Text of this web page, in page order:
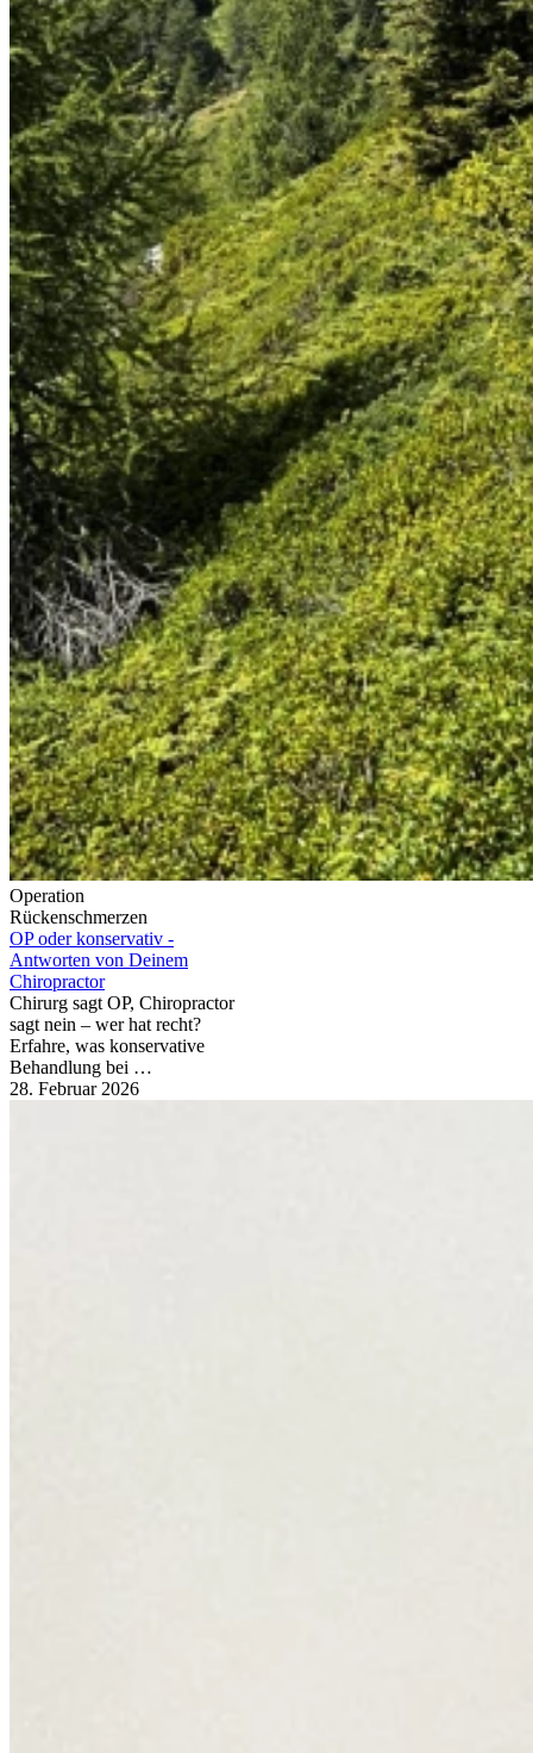
Operation
Rückenschmerzen
OP oder konservativ -
Antworten von Deinem
Chiropractor
Chirurg sagt OP, Chiropractor
sagt nein – wer hat recht?
Erfahre, was konservative
Behandlung bei …
28. Februar 2026